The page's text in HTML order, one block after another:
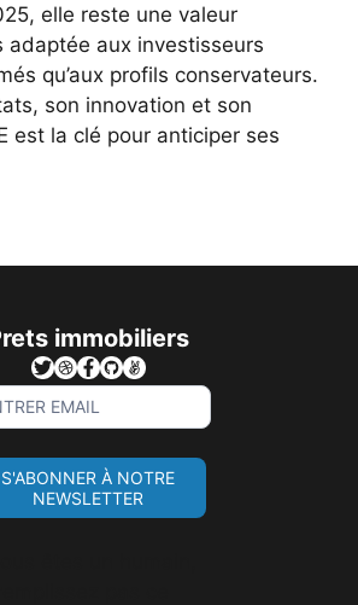
elle reste une valeur
adaptée aux investisseurs
qu’aux profils conservateurs.
son innovation et son
est la clé pour anticiper ses
immobiliers
S'ABONNER À NOTRE
NEWSLETTER